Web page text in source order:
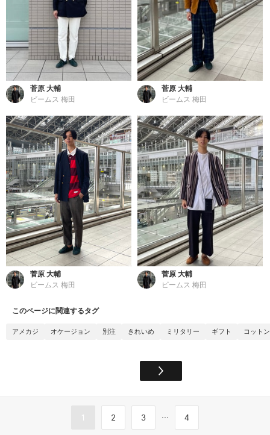
菅原 大輔
ビームス 梅田
菅原 大輔
ビームス 梅田
菅原 大輔
ビームス 梅田
菅原 大輔
ビームス 梅田
このページに関連するタグ
アメカジ オケージョン 別注 きれいめ ミリタリー ギフト コット
1 2 3 ... 4